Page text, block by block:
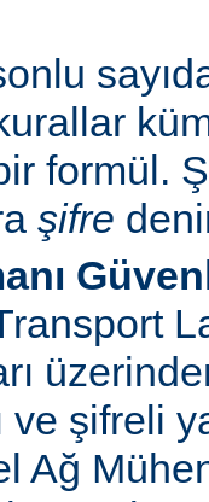
formül.
şifre
şifreli
Ağ